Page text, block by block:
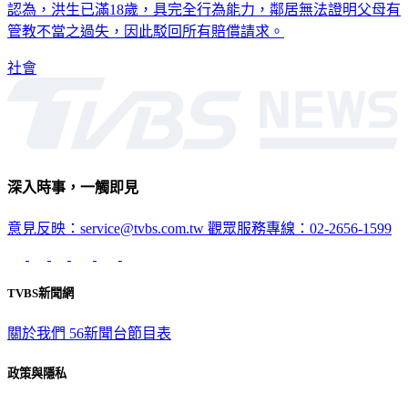
認為，洪生已滿18歲，具完全行為能力，鄰居無法證明父母有
管教不當之過失，因此駁回所有賠償請求。
社會
深入時事，一觸即見
意見反映：service@tvbs.com.tw 觀眾服務專線：02-2656-1599
TVBS新聞網
關於我們 56新聞台節目表
政策與隱私